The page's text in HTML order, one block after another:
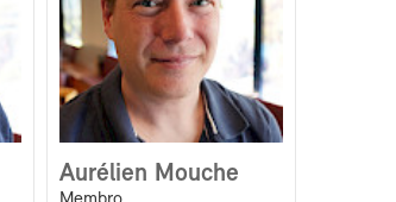
Aurélien Mouche